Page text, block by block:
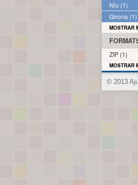
Niu (1)
Girona (1)
MOSTRAR
ZIP (1)
MOSTRAR
© 2013